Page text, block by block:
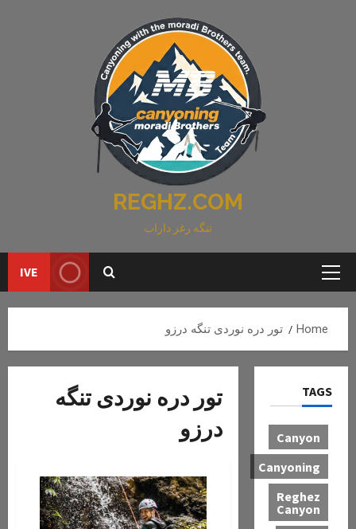
REGHZ.COM
تنگه رغز داراب
Primary
IVE
Home تور دره نوردی تنگه درزو
تور دره نوردی تنگه
درزو
TAGS
Canyon
Canyoning
Reghez
Canyon